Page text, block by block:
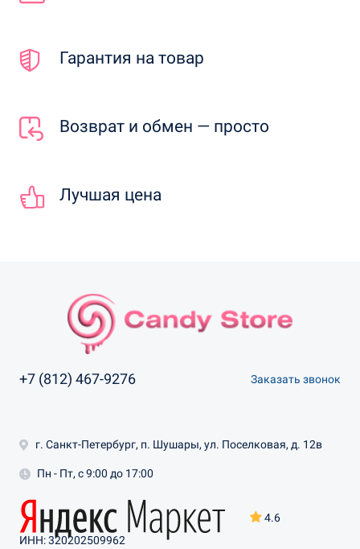
Гарантия на товар
Возврат и обмен — просто
Лучшая цена
+7 (812) 467-9276 Заказать звонок
4.6
г. Санкт-Петербург, п. Шушары, ул. Поселковая, д. 12в
Пн - Пт, с 9:00 до 17:00
ИНН: 320202509962